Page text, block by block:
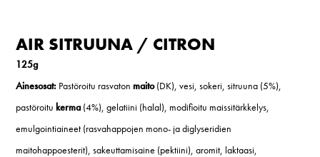
AIR SITRUUNA / CITRON
125g
Ainesosat: Pastöroitu rasvatonmaito(DK), vesi, sokeri, sitruuna (5%),
pastöroitu kerma(4%), gelatiini (halal), modifioitu maissitärkkelys,
emulgointiaineet (rasvahappojen mono- ja diglyseridien
maitohappoesterit), sakeuttamisaine (pektiini), aromit, laktaasi,